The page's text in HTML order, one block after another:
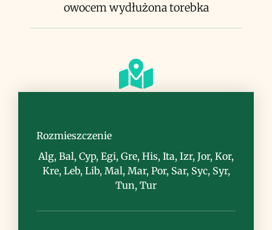
owocem wydłużona torebka
Rozmieszczenie
Alg, Bal, Cyp, Egi, Gre, His, Ita, Izr, Jor, Kor,
Kre, Leb, Lib, Mal, Mar, Por, Sar, Syc, Syr,
Tun, Tur